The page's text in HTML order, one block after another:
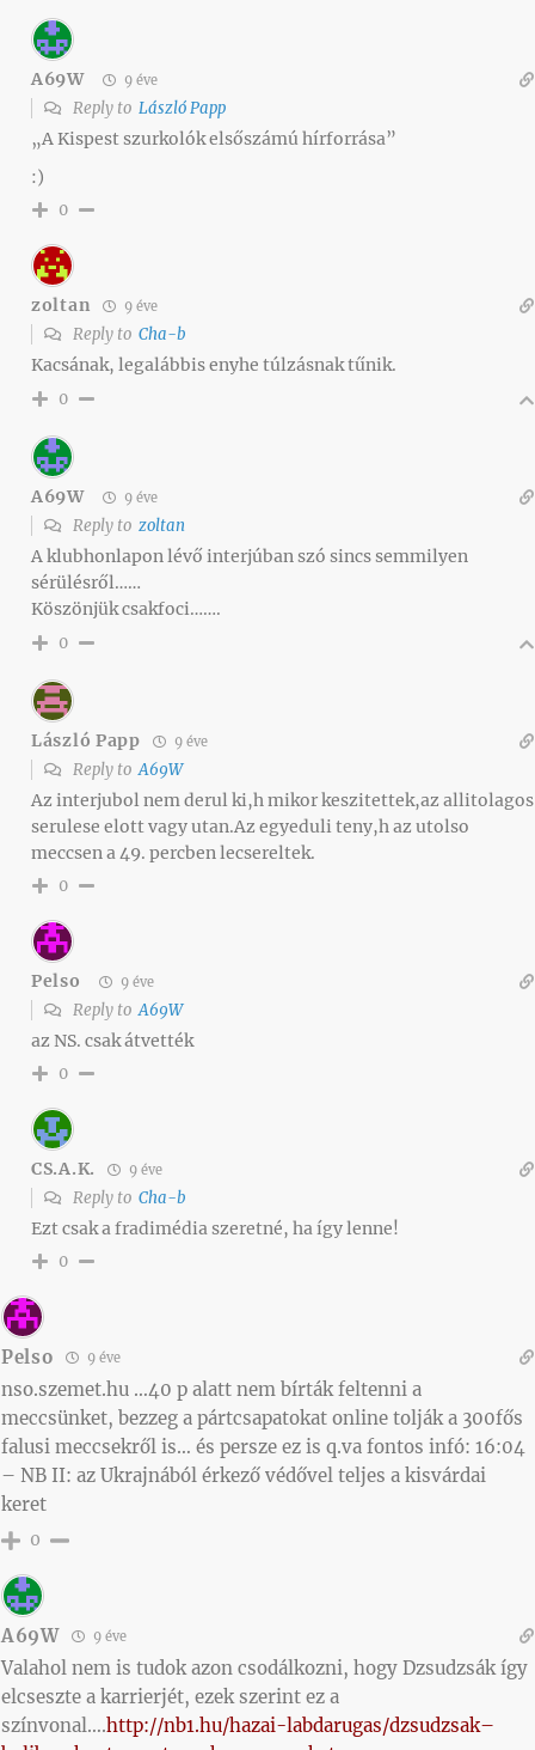
A69W 9 éve
Reply to László Papp
„A Kispest szurkolók elsőszámú hírforrása”
:)
0
zoltan 9 éve
Reply to Cha-b
Kacsának, legalábbis enyhe túlzásnak tűnik.
0
A69W 9 éve
Reply to zoltan
A klubhonlapon lévő interjúban szó sincs semmilyen
sérülésről……
Köszönjük csakfoci…….
0
László Papp 9 éve
Reply toA69W
Az interjubol nem derul ki,h mikor keszitettek,az allitolagos
serulese elott vagy utan.Az egyeduli teny,h az utolso
meccsen a 49. percben lecsereltek.
0
Pelso 9 éve
Reply toA69W
az NS. csak átvették
0
CS.A.K. 9 éve
Reply to Cha-b
Ezt csak a fradimédia szeretné, ha így lenne!
0
Pelso 9 éve
nso.szemet.hu …40 p alatt nem bírták feltenni a
meccsünket, bezzeg a pártcsapatokat online tolják a 300fős
falusi meccsekről is… és persze ez is q.va fontos infó: 16:04
– NB II: az Ukrajnából érkező védővel teljes a kisvárdai
keret
0
A69W 9 éve
Valahol nem is tudok azon csodálkozni, hogy Dzsudzsák így
elcseszte a karrierjét, ezek szerint ez a
színvonal….http://nb1.hu/hazai-labdarugas/dzsudzsak–